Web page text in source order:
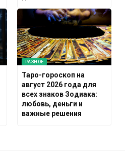
РАЗНОЕ
Таро-гороскоп на
август 2026 года для
всех знаков Зодиака:
любовь, деньги и
важные решения